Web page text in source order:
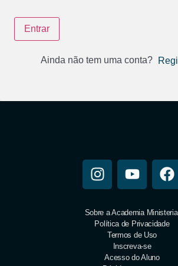
Entrar
Ainda não tem uma conta?
Sobre a Academia Ministerial
Política de Privacidade
Termos de Uso
Inscreva-se
Acesso do Aluno